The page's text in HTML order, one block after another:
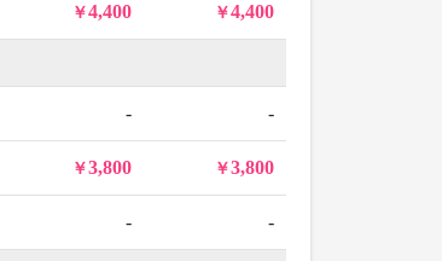
4,400 4,400
- -
3,800 3,800
- -